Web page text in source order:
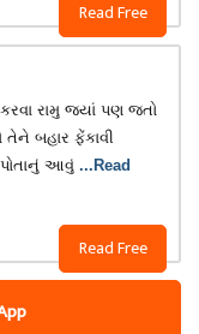
Read Free
Read Free
રામુ જ્યાં પણ જતો
બહાર ફેંકાવી
પોતાનું આવું ...Read